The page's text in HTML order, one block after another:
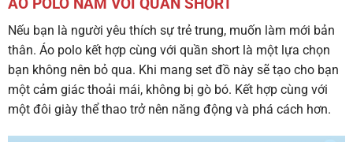
Nếu bạn là người yêu thích sự trẻ trung, muốn làm mới bản
thân. Áo polo kết hợp cùng với quần short là một lựa chọn
bạn không nên bỏ qua. Khi mang set đồ này sẽ tạo cho bạn
một cảm giác thoải mái, không bị gò bó. Kết hợp cùng với
một đôi giày thể thao trở nên năng động và phá cách hơn.